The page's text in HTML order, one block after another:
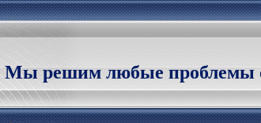
Мы решим любые проблемы